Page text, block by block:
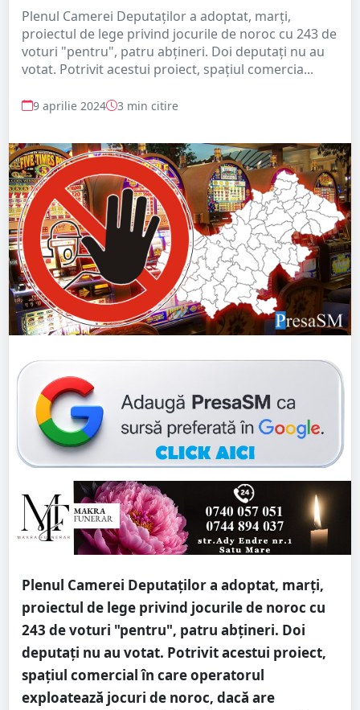
Plenul Camerei Deputaţilor a adoptat, marţi,
proiectul de lege privind jocurile de noroc cu 243 de
voturi "pentru", patru abţineri. Doi deputați nu au
votat. Potrivit acestui proiect, spaţiul comercia...
9 aprilie 2024 3 min citire
Plenul Camerei Deputaţilor a adoptat, marţi,
proiectul de lege privind jocurile de noroc cu
243 de voturi "pentru", patru abţineri. Doi
deputați nu au votat. Potrivit acestui proiect,
spaţiul comercial în care operatorul
exploatează jocuri de noroc, dacă are